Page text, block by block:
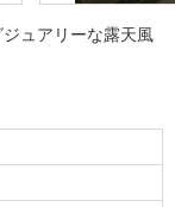
ュアリーな露天風